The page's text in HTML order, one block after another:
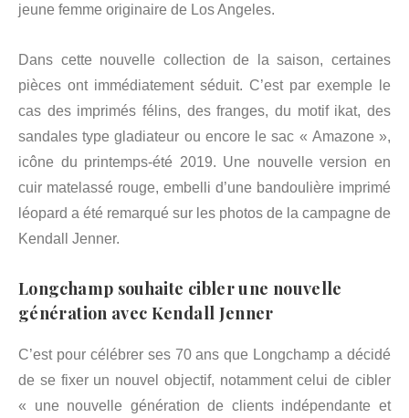
jeune femme originaire de Los Angeles.
Dans cette nouvelle collection de la saison, certaines
pièces ont immédiatement séduit. C’est par exemple le
cas des imprimés félins, des franges, du motif ikat, des
sandales type gladiateur ou encore le sac « Amazone »,
icône du printemps-été 2019. Une nouvelle version en
cuir matelassé rouge, embelli d’une bandoulière imprimé
léopard a été remarqué sur les photos de la campagne de
Kendall Jenner.
Longchamp souhaite cibler une nouvelle
génération avec Kendall Jenner
C’est pour célébrer ses 70 ans que Longchamp a décidé
de se fixer un nouvel objectif, notamment celui de cibler
« une nouvelle génération de clients indépendante et